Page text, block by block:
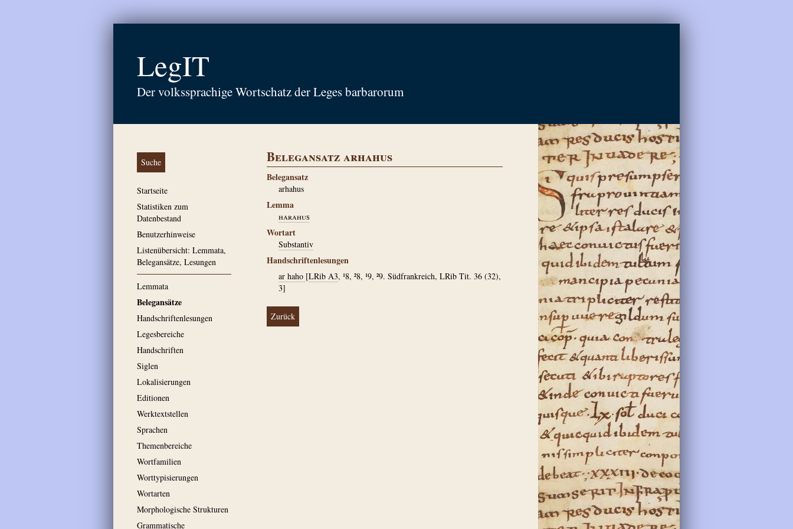
LegIT
Der volkssprachige Wortschatz der Leges barbarorum
Suche
Startseite
Statistiken zum
Datenbestand
Benutzerhinweise
Listenübersicht: Lemmata,
Belegansätze, Lesungen
Lemmata
Belegansätze
Handschriftenlesungen
Legesbereiche
Handschriften
Siglen
Lokalisierungen
Editionen
Werktextstellen
Sprachen
Themenbereiche
Wortfamilien
Worttypisierungen
Wortarten
Morphologische Strukturen
Grammatische
Belegansatz arhahus
Belegansatz
arhahus
Lemma
harahus
Wortart
Substantiv
Handschriftenlesungen
ar haho [LRib A3, ¹8, ²8, ¹9, ²9. Südfrankreich, LRib Tit. 36 (32),
3]
Zurück